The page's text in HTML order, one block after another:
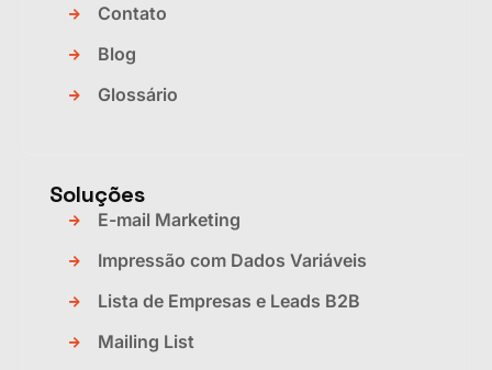
Contato
Blog
Glossário
Soluções
E-mail Marketing
Impressão com Dados Variáveis
Lista de Empresas e Leads B2B
Mailing List